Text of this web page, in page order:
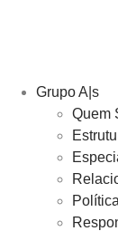
Grupo A|s
Quem